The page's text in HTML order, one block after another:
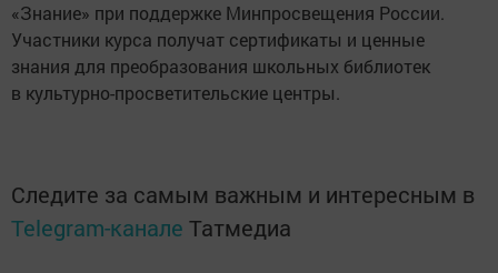
«Знание» при поддержке Минпросвещения России.
Участники курса получат сертификаты и ценные
знания для преобразования школьных библиотек
в культурно-просветительские центры.
Следите за самым важным и интересным в
Telegram-канале Татмедиа